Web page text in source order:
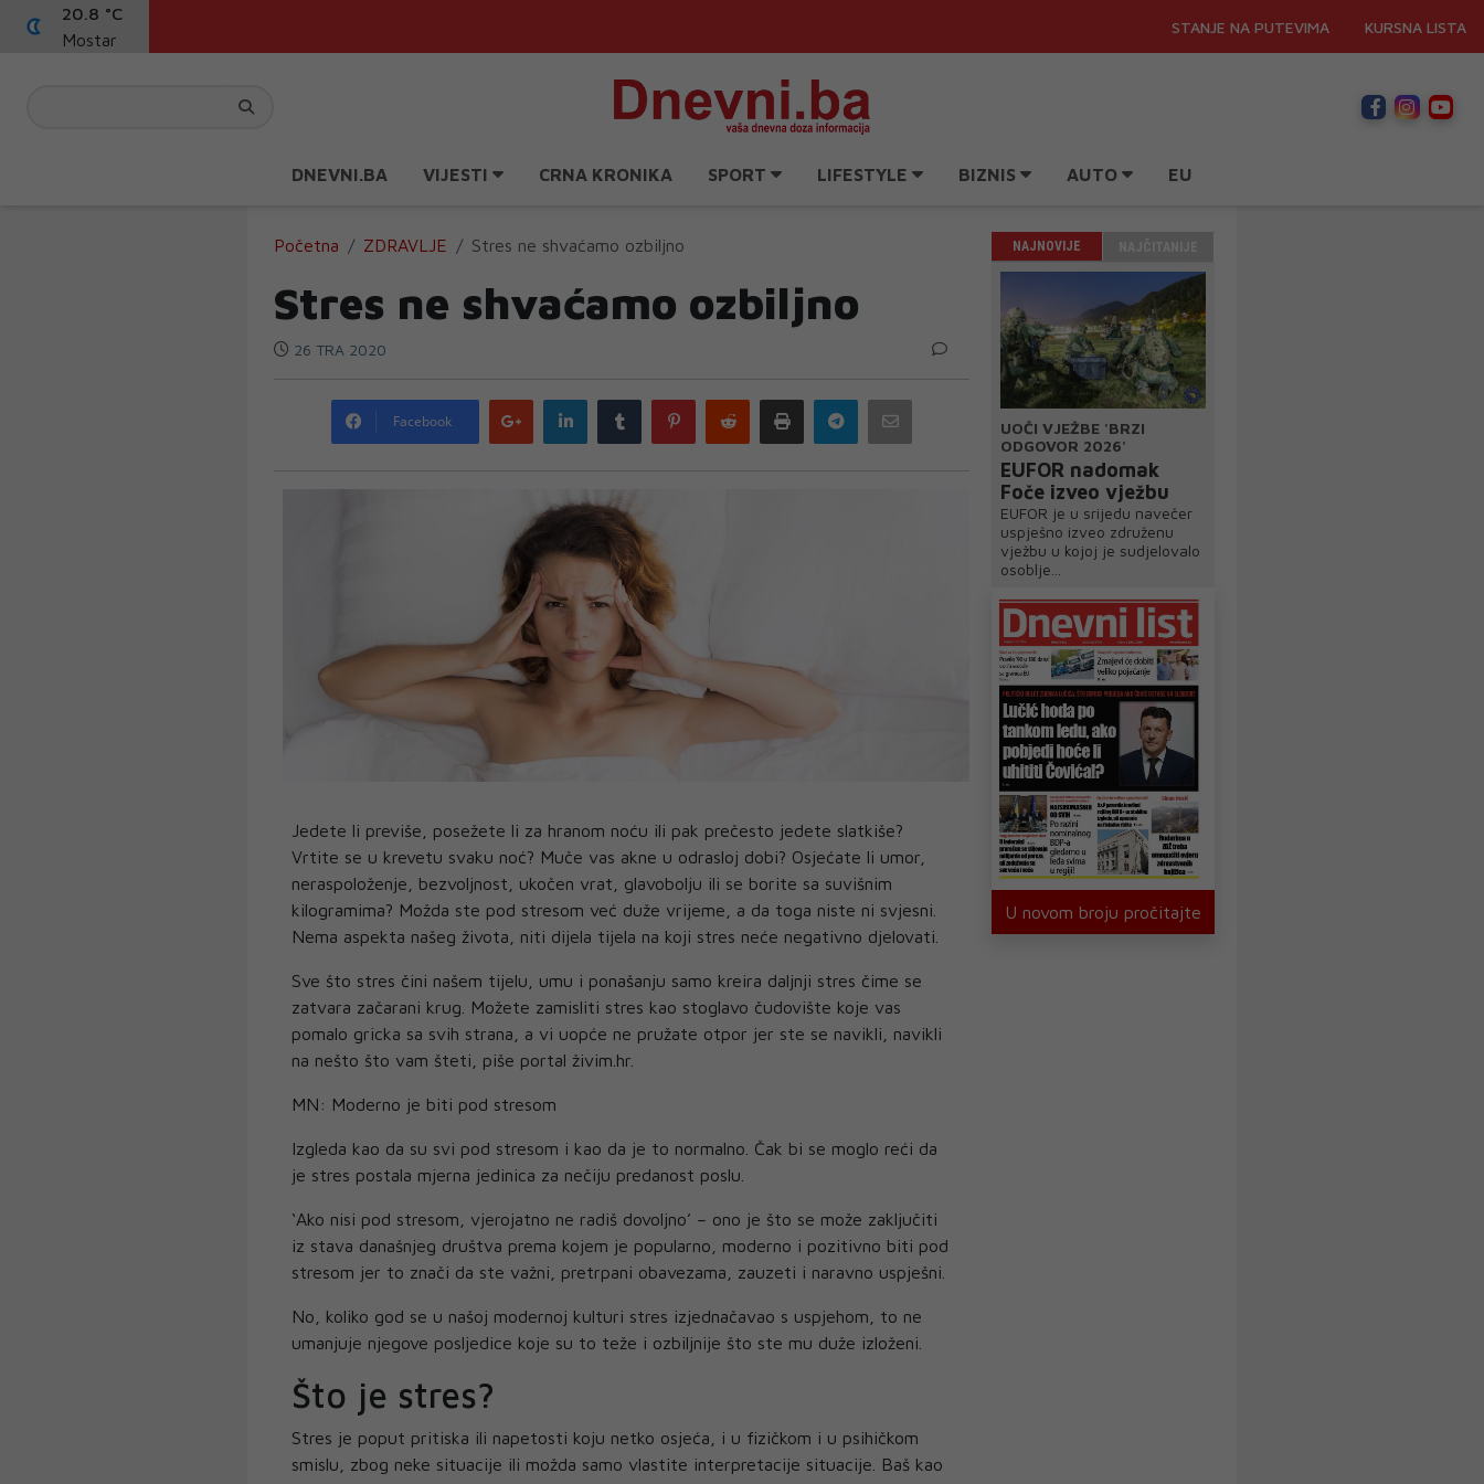
20.8 °C
Mostar
STANJE NA PUTEVIMA KURSNA LISTA
DNEVNI.BA VIJESTI CRNA KRONIKA SPORT LIFESTYLE BIZNIS AUTO EU
Početna ZDRAVLJE Stres ne shvaćamo ozbiljno
Stres ne shvaćamo ozbiljno
26 TRA 2020
Facebook
Google
plus
LinkedIn Tumblr PinterestReddit Print Telegram
Jedete li previše, posežete li za hranom noću ili pak prečesto jedete slatkiše?
Vrtite se u krevetu svaku noć? Muče vas akne u odrasloj dobi? Osjećate li umor,
neraspoloženje, bezvoljnost, ukočen vrat, glavobolju ili se borite sa suvišnim
kilogramima? Možda ste pod stresom već duže vrijeme, a da toga niste ni svjesni.
Nema aspekta našeg života, niti dijela tijela na koji stres neće negativno djelovati.
Sve što stres čini našem tijelu, umu i ponašanju samo kreira daljnji stres čime se
zatvara začarani krug. Možete zamisliti stres kao stoglavo čudovište koje vas
pomalo gricka sa svih strana, a vi uopće ne pružate otpor jer ste se navikli, navikli
na nešto što vam šteti, piše portal živim.hr.
MN: Moderno je biti pod stresom
Izgleda kao da su svi pod stresom i kao da je to normalno. Čak bi se moglo reći da
je stres postala mjerna jedinica za nečiju predanost poslu.
‘Ako nisi pod stresom, vjerojatno ne radiš dovoljno’ – ono je što se može zaključiti
iz stava današnjeg društva prema kojem je popularno, moderno i pozitivno biti pod
stresom jer to znači da ste važni, pretrpani obavezama, zauzeti i naravno uspješni.
No, koliko god se u našoj modernoj kulturi stres izjednačavao s uspjehom, to ne
umanjuje njegove posljedice koje su to teže i ozbiljnije što ste mu duže izloženi.
Što je stres?
Stres je poput pritiska ili napetosti koju netko osjeća, i u fizičkom i u psihičkom
smislu, zbog neke situacije ili možda samo vlastite interpretacije situacije. Baš kao
NAJNOVIJE
UOČI VJEŽBE 'BRZI
ODGOVOR 2026'
EUFOR nadomak
Foče izveo vježbu
EUFOR je u srijedu navečer
uspješno izveo združenu
vježbu u kojoj je sudjelovalo
osoblje...
U novom broju pročitajte